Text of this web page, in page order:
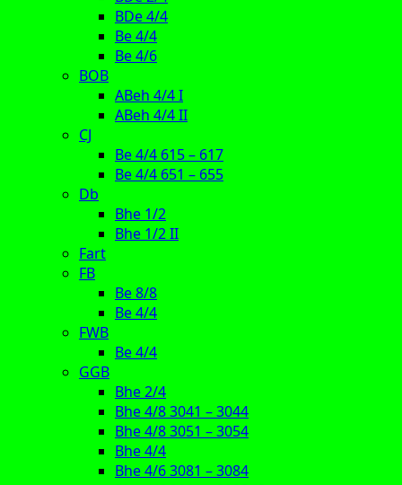
BDe 4/4
Be 4/4
Be 4/6
BOB
ABeh 4/4 I
ABeh 4/4 II
CJ
Be 4/4 615 – 617
Be 4/4 651 – 655
Db
Bhe 1/2
Bhe 1/2 II
Fart
FB
Be 8/8
Be 4/4
FWB
Be 4/4
GGB
Bhe 2/4
Bhe 4/8 3041 – 3044
Bhe 4/8 3051 – 3054
Bhe 4/4
Bhe 4/6 3081 – 3084